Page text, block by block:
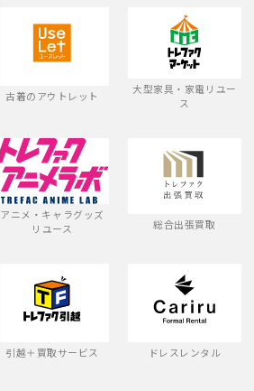
古着のアウトレット
大型家具・家電リユー
ス
アニメ・キャラグッズ
リユース
総合出張買取
引越＋買取サービス ドレスレンタル